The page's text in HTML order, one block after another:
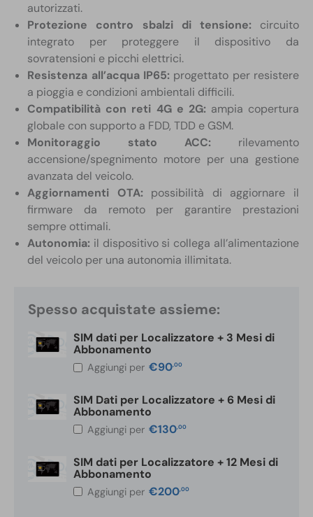
autorizzati.
Protezione contro sbalzi di tensione: circuito
integrato per proteggere il dispositivo da
sovratensioni e picchi elettrici.
Resistenza all’acqua IP65: progettato per resistere
a pioggia e condizioni ambientali difficili.
Compatibilità con reti 4G e 2G: ampia copertura
globale con supporto a FDD, TDD e GSM.
Monitoraggio stato ACC: rilevamento
accensione/spegnimento motore per una gestione
avanzata del veicolo.
Aggiornamenti OTA: possibilità di aggiornare il
firmware da remoto per garantire prestazioni
sempre ottimali.
Autonomia: il dispositivo si collega all’alimentazione
del veicolo per una autonomia illimitata.
Spesso acquistate assieme:
SIM dati per Localizzatore + 3 Mesi di
Abbonamento
Aggiungi per €90,00
SIM Dati per Localizzatore + 6 Mesi di
Abbonamento
Aggiungi per €130,00
SIM dati per Localizzatore + 12 Mesi di
Abbonamento
Aggiungi per €200,00